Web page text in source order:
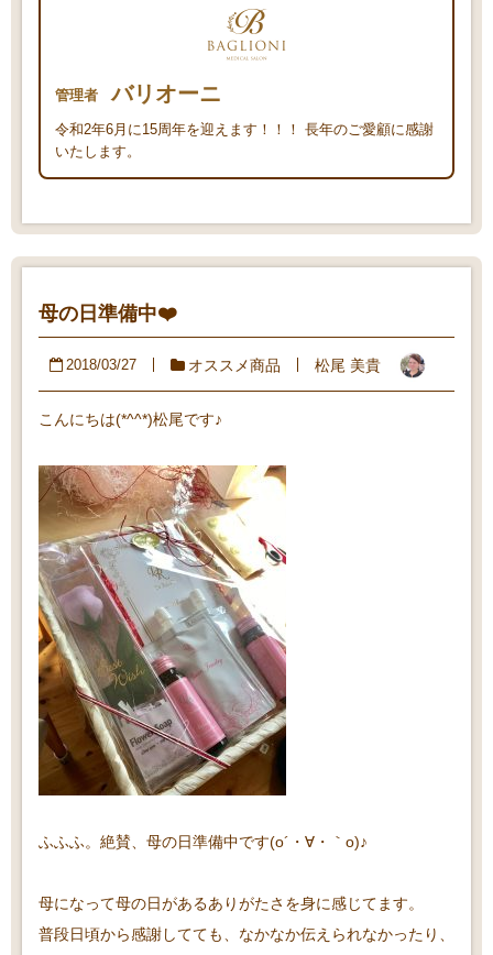
管理者 バリオーニ
令和2年6月に15周年を迎えます！！！ 長年のご愛顧に感謝
いたします。
母の日準備中❤️
2018/03/27 オススメ商品 松尾 美貴
こんにちは(*^^*)松尾です♪
ふふふ。絶賛、母の日準備中です(o´・∀・｀o)♪
母になって母の日があるありがたさを身に感じてます。
普段日頃から感謝してても、なかなか伝えられなかったり、